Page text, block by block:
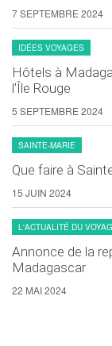
7 SEPTEMBRE 2024
IDÉES VOYAGES
Hôtels à
l’Île Rouge
5 SEPTEMBRE 2024
SAINTE-MARIE
Que faire à
15 JUIN 2024
L'ACTUALITÉ DU
Annonce de la
Madagascar
22 MAI 2024